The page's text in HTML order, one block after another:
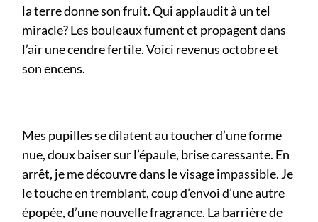
la terre donne son fruit. Qui applaudit à un tel
miracle? Les bouleaux fument et propagent dans
l’air une cendre fertile. Voici revenus octobre et
son encens.
Mes pupilles se dilatent au toucher d’une forme
nue, doux baiser sur l’épaule, brise caressante. En
arrêt, je me découvre dans le visage impassible. Je
le touche en tremblant, coup d’envoi d’une autre
épopée, d’une nouvelle fragrance. La barrière de